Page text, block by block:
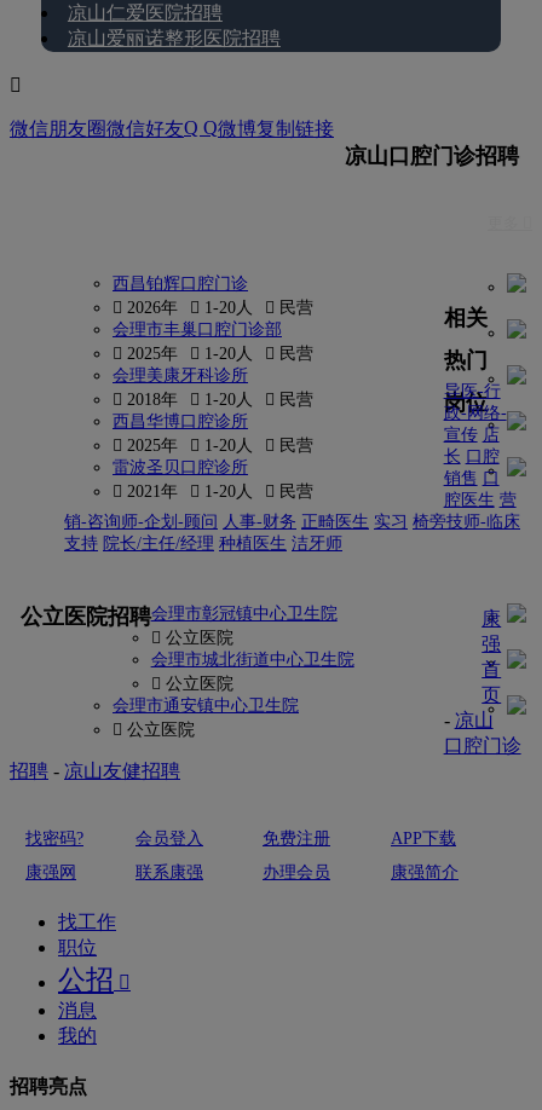
凉山仁爱医院招聘
凉山爱丽诺整形医院招聘

微信朋友圈微信好友Q Q微博复制链接
凉山口腔门诊招聘
西昌铂辉口腔门诊
 2026年
 1-20人
 民营
会理市丰巢口腔门诊部
 2025年
 1-20人
 民营
会理美康牙科诊所
 2018年
 1-20人
 民营
西昌华博口腔诊所
 2025年
 1-20人
 民营
雷波圣贝口腔诊所
 2021年
 1-20人  民营
相关
热门
岗位
导医-行
政-网络-
宣传 店
长 口腔
销售 口
腔医生 营
销-咨询师-企划-顾问 人事-财务 正畸医生 实习 椅旁技师-临床
支持 院长/主任/经理 种植医生 洁牙师
公立医院招聘会理市彰冠镇中心卫生院
 公立医院
会理市城北街道中心卫生院
 公立医院
会理市通安镇中心卫生院
 公立医院
康
强
首
页
- 凉山
口腔门诊
招聘 - 凉山友健招聘
找密码? 会员登入 免费注册
APP下载
康强网
联系康强 办理会员 康强简介
找工作
职位
公招 
消息
我的
招聘亮点